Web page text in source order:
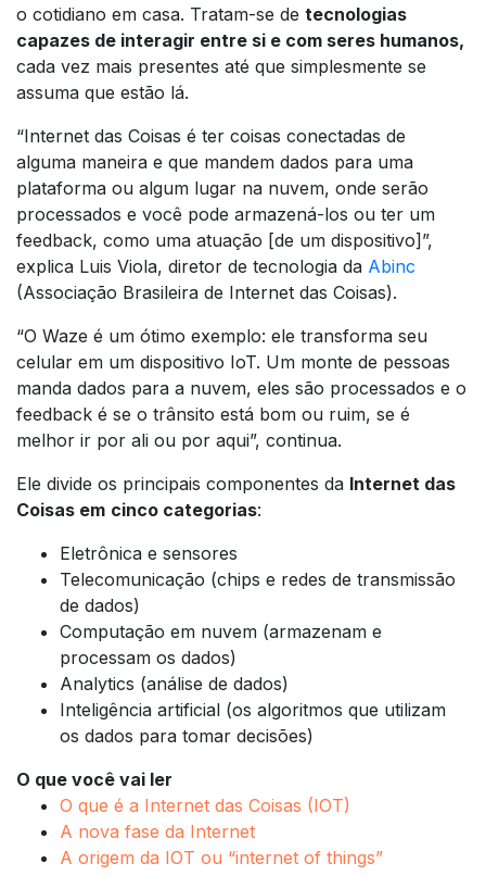
o cotidiano em casa. Tratam-se de tecnologias
capazes de interagir entre si e com seres humanos,
cada vez mais presentes até que simplesmente se
assuma que estão lá.
“Internet das Coisas é ter coisas conectadas de
alguma maneira e que mandem dados para uma
plataforma ou algum lugar na nuvem, onde serão
processados e você pode armazená-los ou ter um
feedback, como uma atuação [de um dispositivo]”,
explica Luis Viola, diretor de tecnologia da Abinc
(Associação Brasileira de Internet das Coisas).
“O Waze é um ótimo exemplo: ele transforma seu
celular em um dispositivo IoT. Um monte de pessoas
manda dados para a nuvem, eles são processados e o
feedback é se o trânsito está bom ou ruim, se é
melhor ir por ali ou por aqui”, continua.
Ele divide os principais componentes da Internet das
Coisas em cinco categorias:
Eletrônica e sensores
Telecomunicação (chips e redes de transmissão
de dados)
Computação em nuvem (armazenam e
processam os dados)
Analytics (análise de dados)
Inteligência artificial (os algoritmos que utilizam
os dados para tomar decisões)
O que você vai ler
O que é a Internet das Coisas (IOT)
A nova fase da Internet
A origem da IOT ou “internet of things”